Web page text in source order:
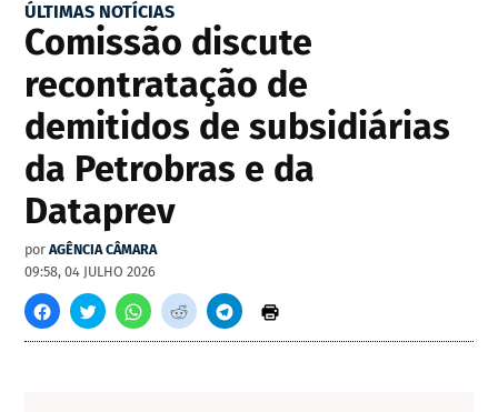
ÚLTIMAS NOTÍCIAS
Comissão discute
recontratação de
demitidos de subsidiárias
da Petrobras e da
Dataprev
por AGÊNCIA CÂMARA
09:58, 04 JULHO 2026